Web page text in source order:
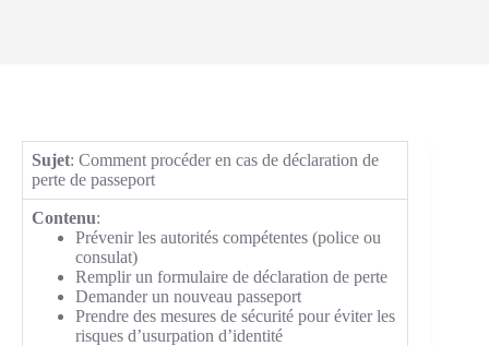
Sujet: Comment procéder en cas de déclaration de
perte de passeport
Contenu:
Prévenir les autorités compétentes (police ou
consulat)
Remplir un formulaire de déclaration de perte
Demander un nouveau passeport
Prendre des mesures de sécurité pour éviter les
risques d’usurpation d’identité